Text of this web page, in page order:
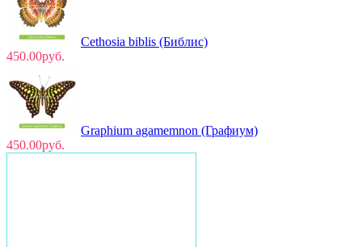
Cethosia biblis (Библис)
450.00руб.
Graphium agamemnon (Графиум)
450.00руб.